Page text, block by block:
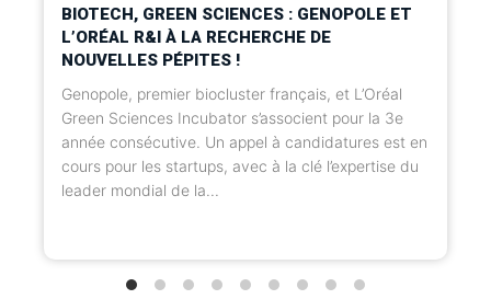
BIOTECH, GREEN SCIENCES : GENOPOLE ET
L’ORÉAL R&I À LA RECHERCHE DE
NOUVELLES PÉPITES !
Genopole, premier biocluster français, et L’Oréal
Green Sciences Incubator s’associent pour la 3e
année consécutive. Un appel à candidatures est en
cours pour les startups, avec à la clé l’expertise du
leader mondial de la...